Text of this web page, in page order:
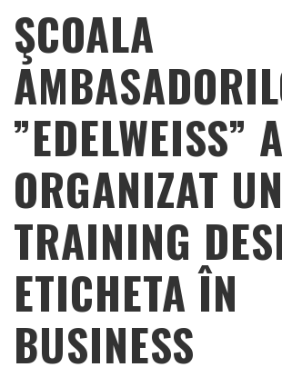
ŞCOALA
”EDELWEISS” A
ORGANIZAT UN
TRAINING
ETICHETA ÎN
BUSINESS